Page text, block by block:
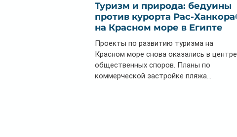
Туризм и природа: бедуины
против курорта Рас-Ханкораб
на Красном море в Египте
Проекты по развитию туризма на
Красном море снова оказались в центре
общественных споров. Планы по
коммерческой застройке пляжа...